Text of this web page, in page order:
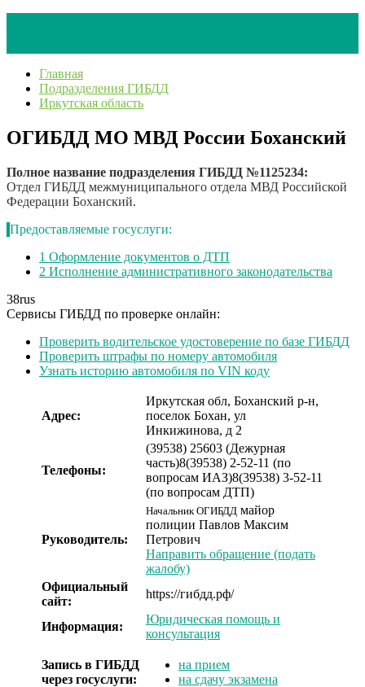
Главная
Подразделения ГИБДД
Иркутская область
ОГИБДД МО МВД России Боханский
Полное название подразделения ГИБДД №1125234:
Отдел ГИБДД межмуниципального отдела МВД Российской
Федерации Боханский.
Предоставляемые госуслуги:
1 Оформление документов о ДТП
2 Исполнение административного законодательства
38rus
Сервисы ГИБДД по проверке онлайн:
Проверить водительское удостоверение по базе ГИБДД
Проверить штрафы по номеру автомобиля
Узнать историю автомобиля по VIN коду
Адрес:
Иркутская обл, Боханский р-н,
поселок Бохан, ул
Инкижинова, д 2
Телефоны:
(39538) 25603 (Дежурная
часть)8(39538) 2-52-11 (по
вопросам ИАЗ)8(39538) 3-52-11
(по вопросам ДТП)
Руководитель:
Начальник ОГИБДД майор
полиции Павлов Максим
Петрович
Направить обращение (подать
жалобу)
Официальный
сайт:
https://гибдд.рф/
Информация:
Юридическая помощь и
консультация
Запись в ГИБДД
через госуслуги:
на прием
на сдачу экзамена